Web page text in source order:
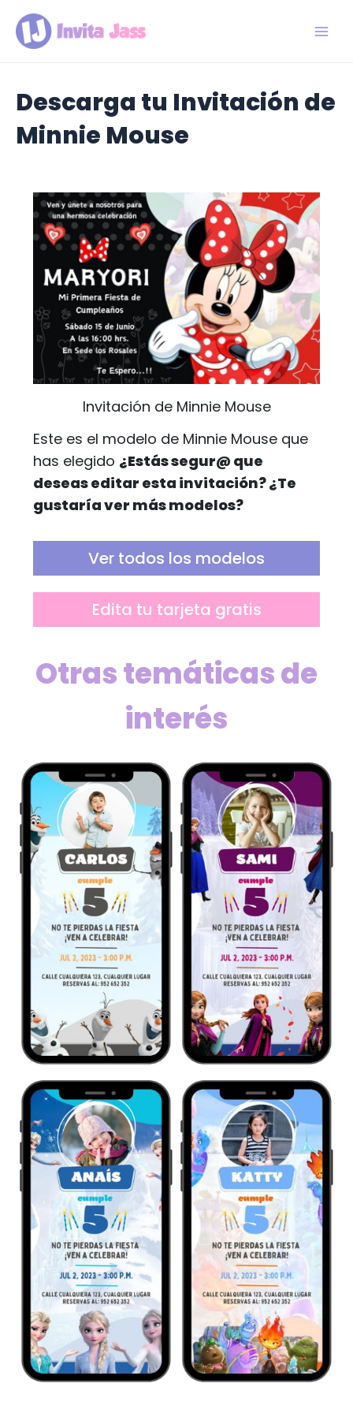
contenido
Descarga tu Invitación de
Minnie Mouse
Invitación de Minnie Mouse
Este es el modelo de Minnie Mouse que
has elegido ¿Estás segur@ que
deseas editar esta invitación? ¿Te
gustaría ver más modelos?
Ver todos los modelos
Edita tu tarjeta gratis
Otras temáticas de
interés